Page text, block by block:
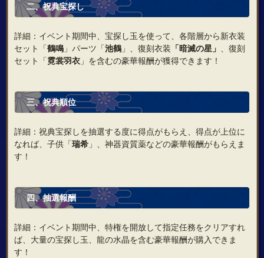
二、祝典宝探し
詳細：イベント期間中、宝探し玉を使って、各階層から新衣装
セット「鶴鳴」パーツ「池鶴」、復刻衣装 「暗滅の星」 、復刻
セット「霓裳羽衣」を含むの豪華報酬が獲得できます！
三、祝典順位
詳細：祝典宝探しを抽選する度に得点がもらえ、得点が上位に
なれば、子供「瑞希」、神器資質薬などの豪華報酬がもらえま
す！
四、抽選報酬
詳細：イベント期間中、特権を開放して指定任務をクリアすれ
ば、大量の宝探し玉、龍の水晶を含む豪華報酬が購入できま
す！